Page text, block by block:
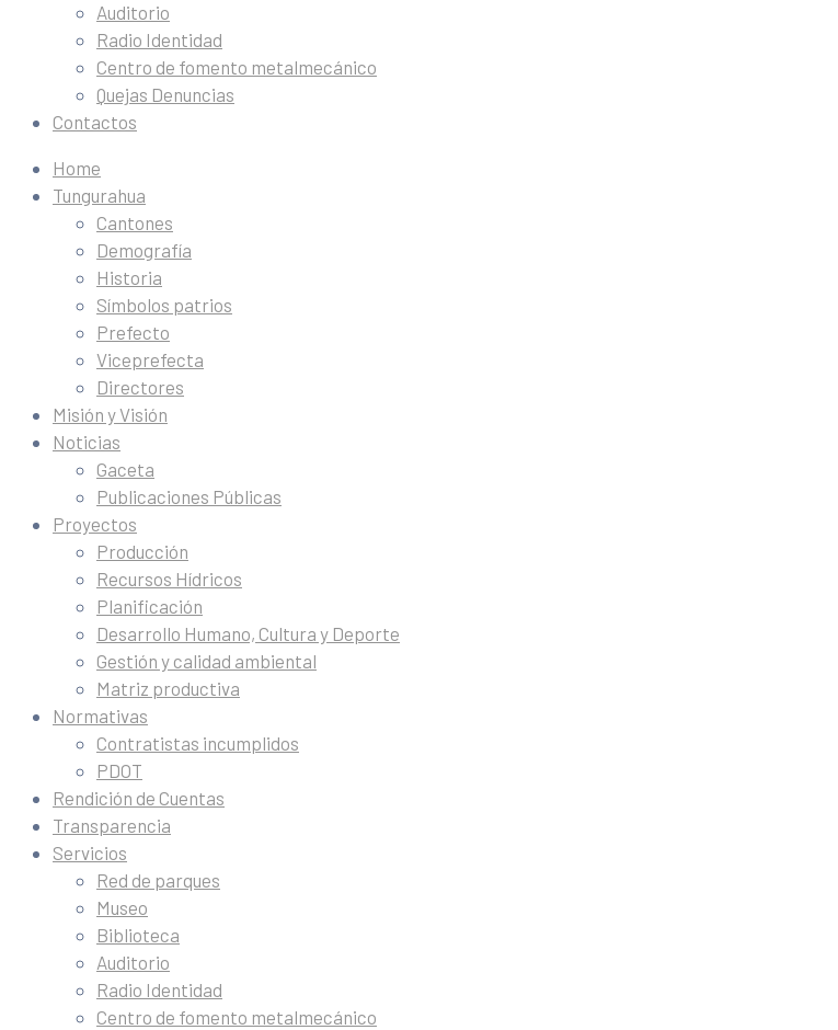
Auditorio
Radio Identidad
Centro de fomento metalmecánico
Quejas Denuncias
Contactos
Home
Tungurahua
Cantones
Demografía
Historia
Símbolos patrios
Prefecto
Viceprefecta
Directores
Misión y Visión
Noticias
Gaceta
Publicaciones Públicas
Proyectos
Producción
Recursos Hídricos
Planificación
Desarrollo Humano, Cultura y Deporte
Gestión y calidad ambiental
Matriz productiva
Normativas
Contratistas incumplidos
PDOT
Rendición de Cuentas
Transparencia
Servicios
Red de parques
Museo
Biblioteca
Auditorio
Radio Identidad
Centro de fomento metalmecánico